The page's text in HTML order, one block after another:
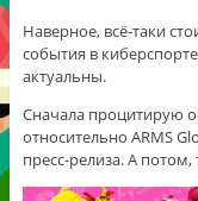
Наверное, всё-таки
события в
актуальны.
Сначала процитирую
относительно ARMS
пресс-релиза. А